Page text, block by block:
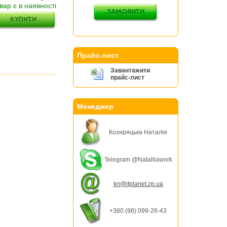
є в наявності
Прайс-лист
Завантажити
прайс-лист
Менеджер
Козиряцька Наталія
Telegram @Natalliawork
kn@itplanet.zp.ua
+380 (98) 099-26-43